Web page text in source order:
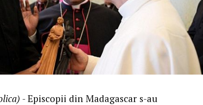
- Episcopii din Madagascar s-au